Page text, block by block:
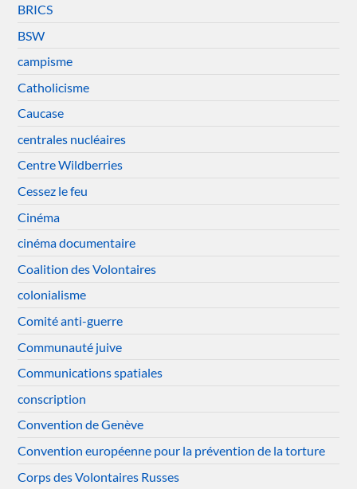
BRICS
BSW
campisme
Catholicisme
Caucase
centrales nucléaires
Centre Wildberries
Cessez le feu
Cinéma
cinéma documentaire
Coalition des Volontaires
colonialisme
Comité anti-guerre
Communauté juive
Communications spatiales
conscription
Convention de Genève
Convention européenne pour la prévention de la torture
Corps des Volontaires Russes